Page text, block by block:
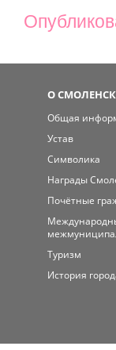
О
Общая
Устав
Символика
Награды
Почётные
Туризм
История